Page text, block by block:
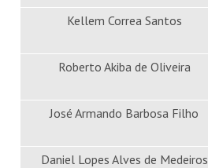
Kellem Correa Santos
Roberto Akiba de Oliveira
José Armando Barbosa Filho
Daniel Lopes Alves de Medeiros